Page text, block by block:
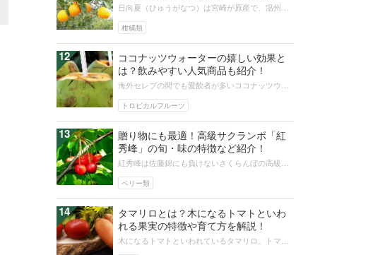
柑橘類
日向夏（ひゅうがなつ）は宮崎が原産で、温州み
す。レモンのように黄色くて、中の白い...
12
トロピカルフルーツ
ココナッツウォーターの嬉しい効果と
は？飲みやすい人気商品も紹介！
海外セレブの間でも愛飲者が多いココナッツウォ
もなるおすすめドリンクです。そこで...
13
ベリー類
贈り物にも最適！高級サクランボ「紅
秀峰」の旬・味の特徴など紹介！
紅秀峰は佐藤錦にも負けないさくらんぼの高級品
そこまで高くありません。本記事では...
14
タマリロとは？木になるトマトといわ
れる果実の特徴や育て方を解説！
木になるトマトといわれているタマリロ。トマト